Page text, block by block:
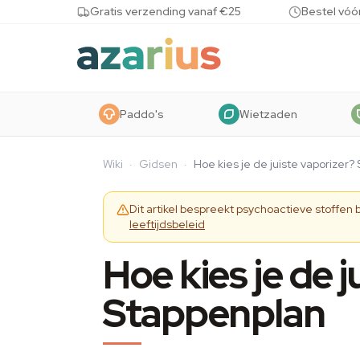
Skip to content Gratis verzending vanaf €25 Bestel
Paddo's Wietzaden
Wiki · Gidsen · Hoe kies je de juiste vaporizer?
Dit artikel bespreekt psychoactieve stoffen
leeftijdsbeleid
Hoe kies je de
Stappenplan